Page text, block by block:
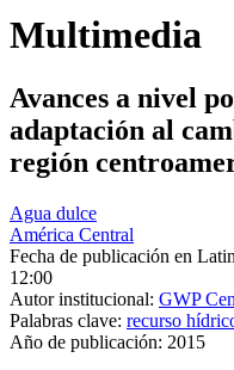
Multimedia
Avances a nivel
adaptación al
región
Agua dulce
América Central
Fecha de publicación en
12:00
Autor institucional: GWP
Palabras clave: recurso
Año de publicación: 2015